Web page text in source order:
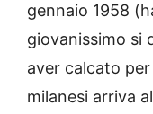
gennaio 1958
giovanissimo si
aver calcato
milanesi arriva